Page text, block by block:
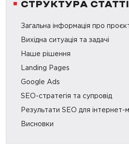
СТРУКТУРА СТАТТІ
Загальна інформація про
Вихідна ситуація та задачі
Наше рішення
Landing Pages
Google Ads
SEO-стратегія та супровід
Результати SEO для інтернет-
Висновки